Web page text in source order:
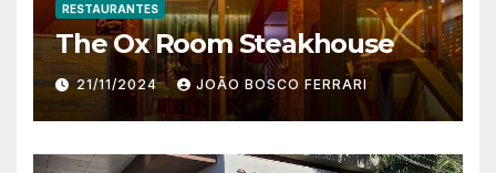
RESTAURANTES
The Ox Room Steakhouse
21/11/2024 JOÃO BOSCO FERRARI